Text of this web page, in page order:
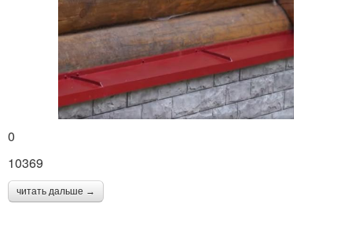
0
10369
читать дальше →